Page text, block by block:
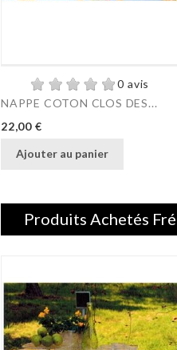
0 avis
NAPPE COTON CLOS DES...
Prix
22,00 €
Ajouter au panier
Produits Achetés